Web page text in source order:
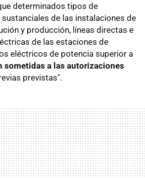
determinados tipos de
de las instalaciones de
y producción, líneas directas e
de las estaciones de
eléctricos de potencia superior a
sometidas a las autorizaciones
previstas".